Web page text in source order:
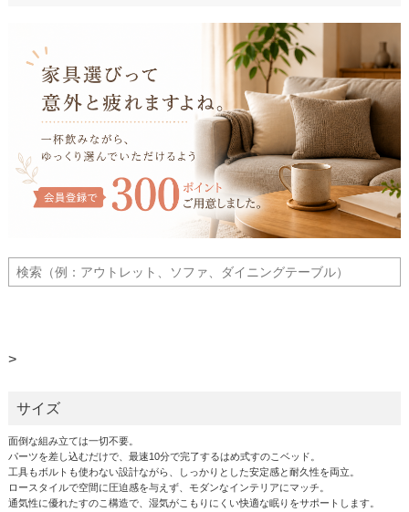
>
サイズ
面倒な組み立ては一切不要。
パーツを差し込むだけで、最速10分で完了するはめ式すのこベッド。
工具もボルトも使わない設計ながら、しっかりとした安定感と耐久性を両立。
ロースタイルで空間に圧迫感を与えず、モダンなインテリアにマッチ。
通気性に優れたすのこ構造で、湿気がこもりにくい快適な眠りをサポートします。